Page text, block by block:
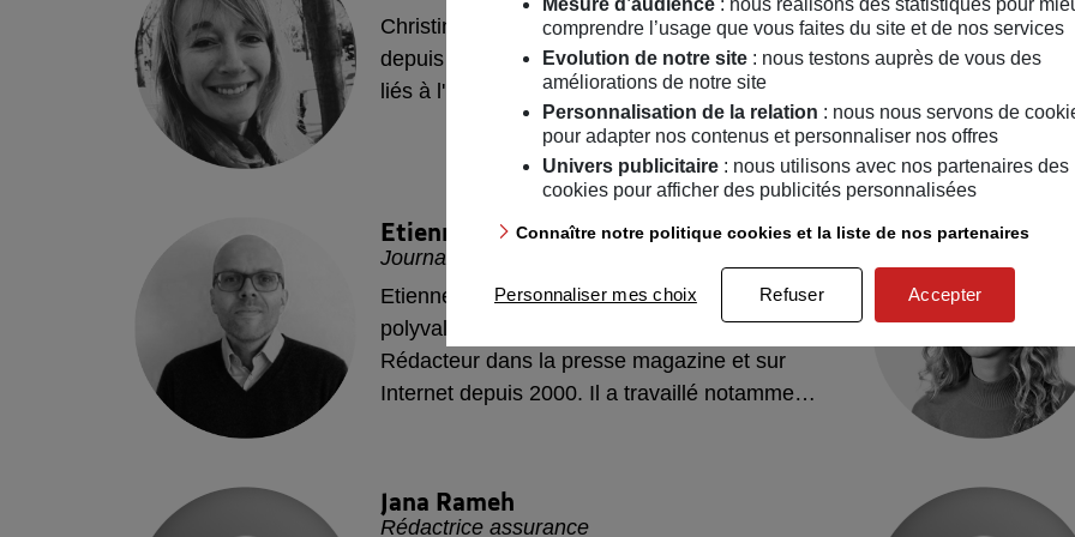
Christine Quinet est auteur et journaliste
depuis plus de 15 ans. Elle écrit sur les sujets
liés à l'immobilier pour le site MAIF.
Etienne Thierry-Aymé
Journaliste automobile
Etienne Thierry-Aymé est un journaliste
polyvalent et spécialisé dans les sujets auto.
Rédacteur dans la presse magazine et sur
Internet depuis 2000. Il a travaillé notamment
Jana Rameh
Rédactrice assurance
comprendre l’usage que vous faites du site et de nos services
Evolution de notre site : nous testons auprès de vous des
améliorations de notre site
Personnalisation de la relation : nous nous servons de
pour adapter nos contenus et personnaliser nos offres
Univers publicitaire : nous utilisons avec nos partenaires des
cookies pour afficher des publicités personnalisées
Connaître notre politique cookies et la liste de nos partenaires
Personnaliser mes choix Refuser Accepter